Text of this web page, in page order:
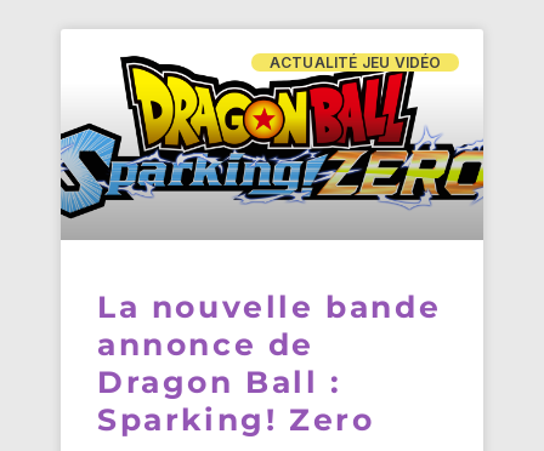
ACTUALITÉ JEU VIDÉO
La nouvelle bande
annonce de
Dragon Ball :
Sparking! Zero